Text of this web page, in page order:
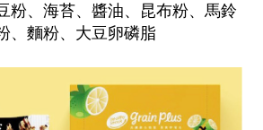
粉、海苔、醬油、昆布粉、馬鈴
、麵粉、大豆卵磷脂